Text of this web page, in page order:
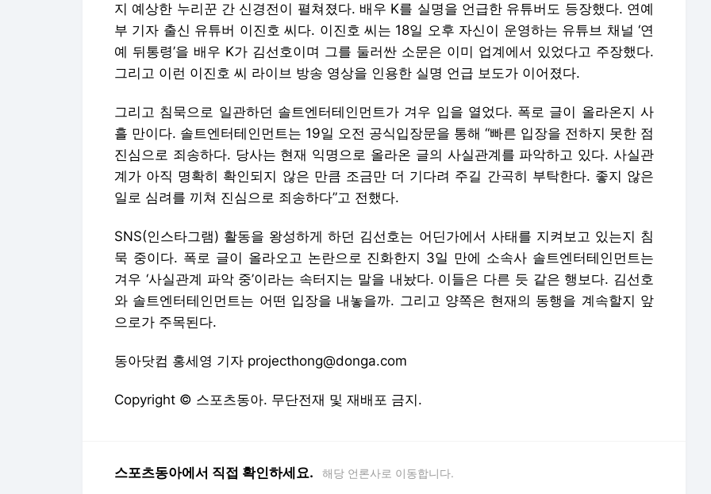
지 예상한 누리꾼 간 신경전이 펼쳐졌다. 배우 K를 실명을 언급한 유튜버도 등장했다. 연예
부 기자 출신 유튜버 이진호 씨다. 이진호 씨는 18일 오후 자신이 운영하는 유튜브 채널 ‘연
예 뒤통령’을 배우 K가 김선호이며 그를 둘러싼 소문은 이미 업계에서 있었다고 주장했다.
그리고 이런 이진호 씨 라이브 방송 영상을 인용한 실명 언급 보도가 이어졌다.
그리고 침묵으로 일관하던 솔트엔터테인먼트가 겨우 입을 열었다. 폭로 글이 올라온지 사
흘 만이다. 솔트엔터테인먼트는 19일 오전 공식입장문을 통해 “빠른 입장을 전하지 못한 점
진심으로 죄송하다. 당사는 현재 익명으로 올라온 글의 사실관계를 파악하고 있다. 사실관
계가 아직 명확히 확인되지 않은 만큼 조금만 더 기다려 주길 간곡히 부탁한다. 좋지 않은
일로 심려를 끼쳐 진심으로 죄송하다”고 전했다.
SNS(인스타그램) 활동을 왕성하게 하던 김선호는 어딘가에서 사태를 지켜보고 있는지 침
묵 중이다. 폭로 글이 올라오고 논란으로 진화한지 3일 만에 소속사 솔트엔터테인먼트는
겨우 ‘사실관계 파악 중’이라는 속터지는 말을 내놨다. 이들은 다른 듯 같은 행보다. 김선호
와 솔트엔터테인먼트는 어떤 입장을 내놓을까. 그리고 양쪽은 현재의 동행을 계속할지 앞
으로가 주목된다.
동아닷컴 홍세영 기자 projecthong@donga.com
Copyright © 스포츠동아. 무단전재 및 재배포 금지.
스포츠동아에서 직접 확인하세요. 해당 언론사로 이동합니다.